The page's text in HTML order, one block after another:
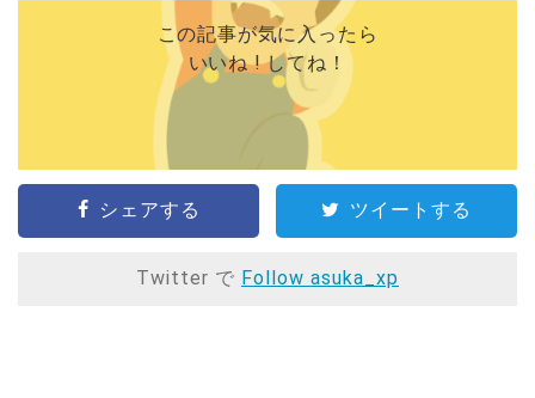
この記事が気に入ったら
いいね ! してね！
シェアする ツイートする
Twitter で Follow asuka_xp